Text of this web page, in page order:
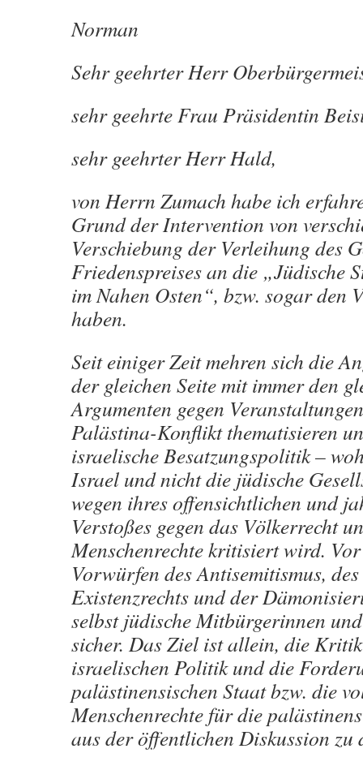
Norman
Sehr geehrter Herr
sehr geehrte Frau Präsidentin
sehr geehrter Herr Hald,
von Herrn Zumach habe ich
Grund der Intervention von
Verschiebung der Verleihung des
Friedenspreises an die „Jüdische
im Nahen Osten“, bzw. sogar den
haben.
Seit einiger Zeit mehren sich die
der gleichen Seite mit immer den
Argumenten gegen
Palästina-Konflikt thematisieren
israelische Besatzungspolitik –
Israel und nicht die jüdische
wegen ihres offensichtlichen und
Verstoßes gegen das Völkerrecht
Menschenrechte kritisiert wird.
Vorwürfen des Antisemitismus,
Existenzrechts und der
selbst jüdische Mitbürgerinnen
sicher. Das Ziel ist allein, die
israelischen Politik und die
palästinensischen Staat bzw. die
Menschenrechte für die
aus der öffentlichen Diskussion zu